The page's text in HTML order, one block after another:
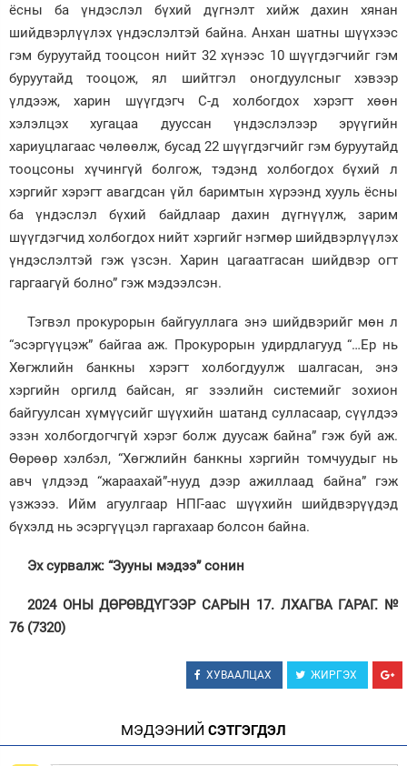
ёсны ба үндэслэл бүхий дүгнэлт хийж дахин хянан
шийдвэрлүүлэх үндэслэлтэй байна. Анхан шатны шүүхээс
гэм буруутайд тооцсон нийт 32 хүнээс 10 шүүгдэгчийг гэм
буруутайд тооцож, ял шийтгэл оногдуулсныг хэвээр
үлдээж, харин шүүгдэгч С-д холбогдох хэрэгт хөөн
хэлэлцэх хугацаа дууссан үндэслэлээр эрүүгийн
хариуцлагаас чөлөөлж, бусад 22 шүүгдэгчийг гэм буруутайд
тооцсоны хүчингүй болгож, тэдэнд холбогдох бүхий л
хэргийг хэрэгт авагдсан үйл баримтын хүрээнд хууль ёсны
ба үндэслэл бүхий байдлаар дахин дүгнүүлж, зарим
шүүгдэгчид холбогдох нийт хэргийг нэгмөр шийдвэрлүүлэх
үндэслэлтэй гэж үзсэн. Харин цагаатгасан шийдвэр огт
гаргаагүй болно” гэж мэдээлсэн.
Тэгвэл прокурорын байгууллага энэ шийдвэрийг мөн л
“эсэргүүцэж” байгаа аж. Прокурорын удирдлагууд “…Ер нь
Хөгжлийн банкны хэрэгт холбогдуулж шалгасан, энэ
хэргийн оргилд байсан, яг зээлийн системийг зохион
байгуулсан хүмүүсийг шүүхийн шатанд сулласаар, сүүлдээ
эзэн холбогдогчгүй хэрэг болж дуусаж байна” гэж буй аж.
Өөрөөр хэлбэл, “Хөгжлийн банкны хэргийн томчуудыг нь
авч үлдээд “жараахай”-нууд дээр ажиллаад байна” гэж
үзжэээ. Ийм агуулгаар НПГ-аас шүүхийн шийдвэрүүдэд
бүхэлд нь эсэргүүцэл гаргахаар болсон байна.
Эх сурвалж: “Зууны мэдээ” сонин
2024 ОНЫ ДӨРӨВДҮГЭЭР САРЫН 17. ЛХАГВА ГАРАГ. №
76 (7320)
ХУВААЛЦАХ ЖИРГЭХ
МЭДЭЭНИЙ СЭТГЭГДЭЛ